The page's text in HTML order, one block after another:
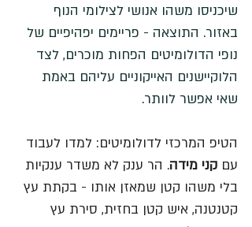
שיכניסו משהו אנושי לצילומי הנוף
באזור. התוצאה - פריימים יפהיפיים של
נופי הדולומיטים הפחות מוכרים, לצד
הלוקיישנים האייקוניים עליהם באמת
שאי אפשר לוותר.
הטיפ המרכזי לדולומיטים: למדו לעבוד
עם קני מידה. הר ענק לא משדר ענקיות
בלי משהו קטן שמאזן אותו - בקתת עץ
קטנטנה, איש קטן בחזית, סירת עץ